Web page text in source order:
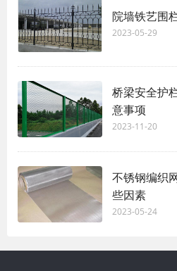
院墙铁艺围
2023-05-29
桥梁安全护
意事项
2023-11-20
不锈钢编织
些因素
2023-05-24